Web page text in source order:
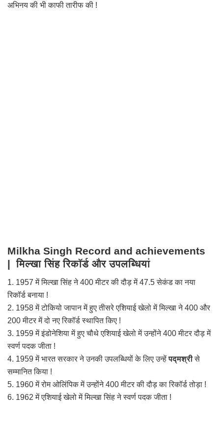
अभिनय की भी काफी तारीफ की !
Milkha Singh Record and achievements
| मिल्खा सिंह रिकॉर्ड और उपलब्धियां
1. 1957 में मिल्खा सिंह ने 400 मीटर की दौड़ में 47.5 सेकंड का नया
रिकॉर्ड बनाया !
2. 1958 में टोकियो जापान में हुए तीसरे एशियाई खेलो में मिल्खा ने 400 और
200 मीटर में दो नए रिकॉर्ड स्थापित किए !
3. 1959 में इंडोनेशिया में हुए चौथे एशियाई खेलो में उन्होंने 400 मीटर दौड़ में
स्वर्ण पदक जीता !
4. 1959 में भारत सरकार ने उनकी उपलब्धियों के लिए उन्हेंपद्मश्रीसे
सम्मानित किया !
5. 1960 में रोम ओलिंपिक में उन्होंने 400 मीटर की दौड़ का रिकॉर्ड तोड़ा !
6. 1962 में एशियाई खेलो में मिल्खा सिंह ने स्वर्ण पदक जीता !